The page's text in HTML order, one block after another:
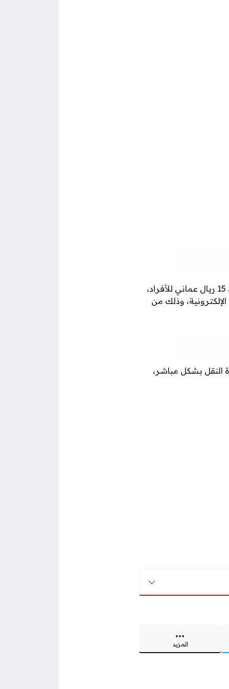
يتطلب إصدار بطاقة تشغيل وزارة النقل دفع رسوم الخدمة، وهي 30 ريال عماني للشركات، 15 ريال عماني للأفراد،
وذلك من
النقل بشكل مباشر،
المزيد